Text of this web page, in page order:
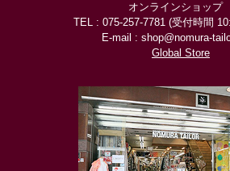
オンラインショップ
TEL : 075-257-7781 (受付時間
E-mail : shop@nomura-
Global Store